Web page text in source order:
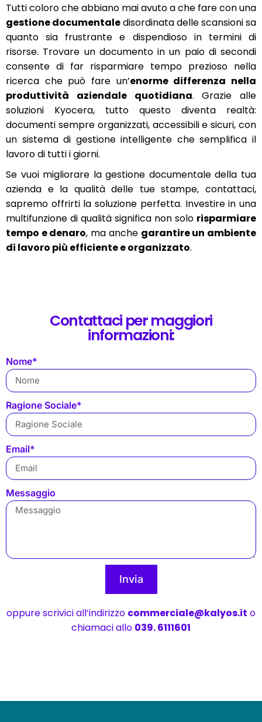
Tutti coloro che abbiano mai avuto a che fare con una
gestione documentaledisordinata delle scansioni sa
quanto sia frustrante e dispendioso in termini di
risorse. Trovare un documento in un paio di secondi
consente di far risparmiare tempo prezioso nella
ricerca che può fare un’enorme differenza nella
produttività aziendale quotidiana. Grazie alle
soluzioni Kyocera, tutto questo diventa realtà:
documenti sempre organizzati, accessibili e sicuri, con
un sistema di gestione intelligente che semplifica il
lavoro di tutti i giorni.
Se vuoi migliorare la gestione documentale della tua
azienda e la qualità delle tue stampe, contattaci,
sapremo offrirti la soluzione perfetta. Investire in una
multifunzione di qualità significa non solo risparmiare
tempo e denaro, ma anche garantire un ambiente
di lavoro più efficiente e organizzato.
Contattaci per maggiori
informazioni:
Nome*
Ragione Sociale*
Email*
Messaggio
Invia
oppure scrivici all’indirizzo commerciale@kalyos.it o
chiamaci allo 039. 6111601